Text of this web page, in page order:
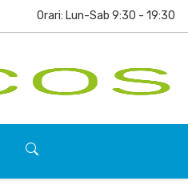
Orari: Lun-Sab 9:30 - 19:30